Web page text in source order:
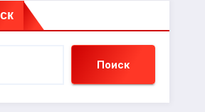
Поиск